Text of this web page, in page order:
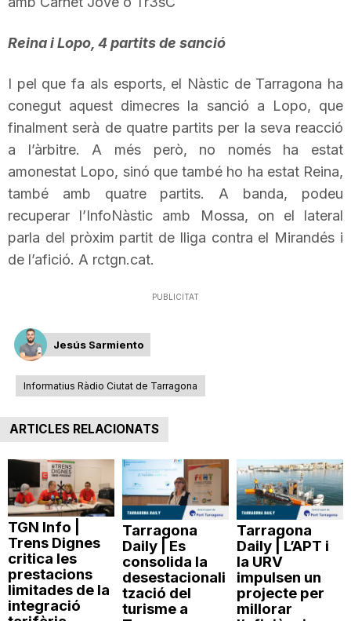
Reina i Lopo, 4 partits de sanció
I pel que fa als esports, el Nàstic de Tarragona ha
conegut aquest dimecres la sanció a
Lopo, que
finalment serà de quatre partits per la seva reacció
a l’àrbitre. A més però, no només ha estat
amonestat Lopo, sinó que també ho ha estat Reina,
també amb quatre partits. A banda, podeu
recuperar l’InfoNàstic amb Mossa, on el lateral
parla del pròxim partit de lliga contra el Mirandés i
de l’afició. A rctgn.cat.
PUBLICITAT
Jesús Sarmiento
Informatius Ràdio Ciutat de Tarragona
ARTICLES RELACIONATS
TGN Info |
Trens Dignes
critica les
prestacions
limitades de la
integració
Tarragona
Daily | Es
consolida la
desestacionali
tzació del
turisme a
Tarragona
Daily | L’APT i
la URV
impulsen un
projecte per
millorar